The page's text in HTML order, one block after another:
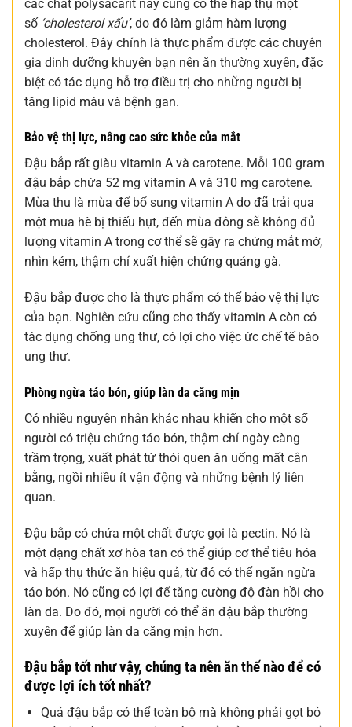
các chất polysacarit này cũng có thể hấp thụ một
số ‘cholesterol xấu’, do đó làm giảm hàm lượng
cholesterol. Đây chính là thực phẩm được các chuyên
gia dinh dưỡng khuyên bạn nên ăn thường xuyên, đặc
biệt có tác dụng hỗ trợ điều trị cho những người bị
tăng lipid máu và bệnh gan.
Bảo vệ thị lực, nâng cao sức khỏe của mắt
Đậu bắp rất giàu vitamin A và carotene. Mỗi 100 gram
đậu bắp chứa 52 mg vitamin A và 310 mg carotene.
Mùa thu là mùa để bổ sung vitamin A do đã trải qua
một mua hè bị thiếu hụt, đến mùa đông sẽ không đủ
lượng vitamin A trong cơ thể sẽ gây ra chứng mắt mờ,
nhìn kém, thậm chí xuất hiện chứng quáng gà.
Đậu bắp được cho là thực phẩm có thể bảo vệ thị lực
của bạn. Nghiên cứu cũng cho thấy vitamin A còn có
tác dụng chống ung thư, có lợi cho việc ức chế tế bào
ung thư.
Phòng ngừa táo bón, giúp làn da căng mịn
Có nhiều nguyên nhân khác nhau khiến cho một số
người có triệu chứng táo bón, thậm chí ngày càng
trầm trọng, xuất phát từ thói quen ăn uống mất cân
bằng, ngồi nhiều ít vận động và những bệnh lý liên
quan.
Đậu bắp có chứa một chất được gọi là pectin. Nó là
một dạng chất xơ hòa tan có thể giúp cơ thể tiêu hóa
và hấp thụ thức ăn hiệu quả, từ đó có thể ngăn ngừa
táo bón. Nó cũng có lợi để tăng cường độ đàn hồi cho
làn da. Do đó, mọi người có thể ăn đậu bắp thường
xuyên để giúp làn da căng mịn hơn.
Đậu bắp tốt như vậy, chúng ta nên ăn thế nào để có
được lợi ích tốt nhất?
Quả đậu bắp có thể toàn bộ mà không phải gọt bỏ